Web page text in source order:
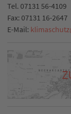
Tel. 07131 56-4109
Fax: 07131 16-2647
E-Mail: klimaschutz